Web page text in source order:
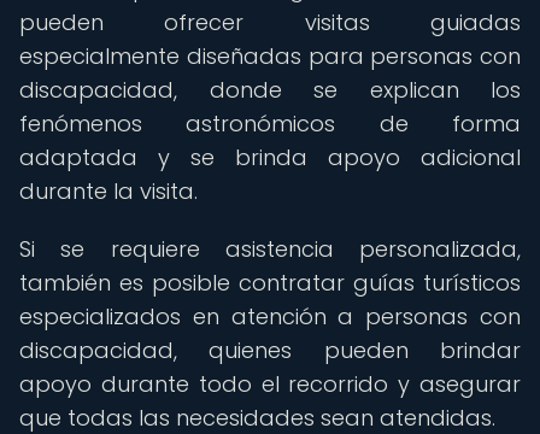
pueden ofrecer visitas guiadas
especialmente diseñadas para personas con
discapacidad, donde se explican los
fenómenos astronómicos de forma
adaptada y se brinda apoyo adicional
durante la visita.
Si se requiere asistencia personalizada,
también es posible contratar guías turísticos
especializados en atención a personas con
discapacidad, quienes pueden brindar
apoyo durante todo el recorrido y asegurar
que todas las necesidades sean atendidas.